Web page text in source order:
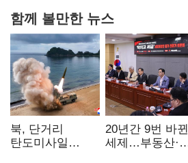
함께 볼만한 뉴스
북, 단거리
탄도미사일
20년간 9번 바뀐
세제…부동산·